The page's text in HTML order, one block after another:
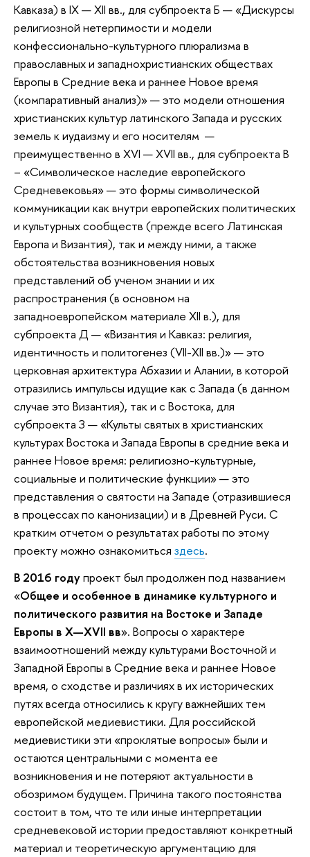
Кавказа) в IX — XII вв., для субпроекта Б — «Дискурсы
религиозной нетерпимости и модели
конфессионально-культурного плюрализма в
православных и западнохристианских обществах
Европы в Средние века и раннее Новое время
(компаративный анализ)» — это модели отношения
христианских культур латинского Запада и русских
земель к иудаизму и его носителям —
преимущественно в XVI — XVII вв., для субпроекта В
– «Символическое наследие европейского
Средневековья» — это формы символической
коммуникации как внутри европейских политических
и культурных сообществ (прежде всего Латинская
Европа и Византия), так и между ними, а также
обстоятельства возникновения новых
представлений об ученом знании и их
распространения (в основном на
западноевропейском материале XII в.), для
субпроекта Д — «Византия и Кавказ: религия,
идентичность и политогенез (VII-XII вв.)» — это
церковная архитектура Абхазии и Алании, в которой
отразились импульсы идущие как с Запада (в данном
случае это Византия), так и с Востока, для
субпроекта З — «Культы святых в христианских
культурах Востока и Запада Европы в средние века и
раннее Новое время: религиозно-культурные,
социальные и политические функции» — это
представления о святости на Западе (отразившиеся
в процессах по канонизации) и в Древней Руси. С
кратким отчетом о результатах работы по этому
проекту можно ознакомиться здесь.
В 2016 годупроект был продолжен под названием
«Общее и особенное в динамике культурного и
политического развития на Востоке и Западе
Европы в X—XVII вв». Вопросы о характере
взаимоотношений между культурами Восточной и
Западной Европы в Средние века и раннее Новое
время, о сходстве и различиях в их исторических
путях всегда относились к кругу важнейших тем
европейской медиевистики. Для российской
медиевистики эти «проклятые вопросы» были и
остаются центральными с момента ее
возникновения и не потеряют актуальности в
обозримом будущем. Причина такого постоянства
состоит в том, что те или иные интерпретации
средневековой истории предоставляют конкретный
материал и теоретическую аргументацию для